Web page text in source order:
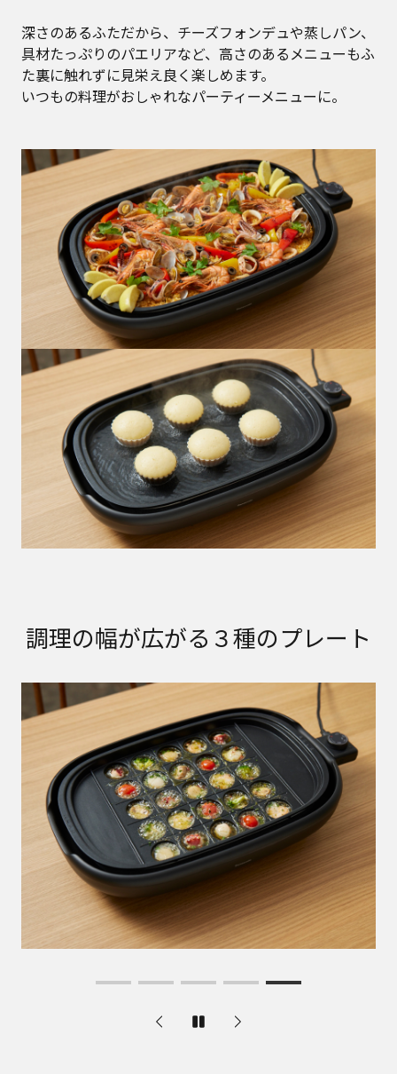
深さのあるふただから、チーズフォンデュや蒸しパン、
具材たっぷりのパエリアなど、高さのあるメニューもふ
た裏に触れずに見栄え良く楽しめます。
いつもの料理がおしゃれなパーティーメニューに。
調理の幅が広がる３種のプレート